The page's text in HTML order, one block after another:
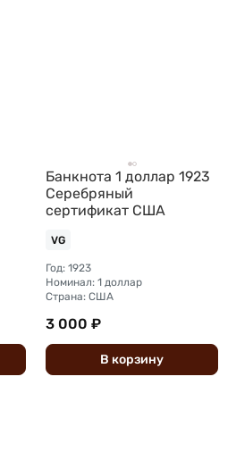
Банкнота 1 доллар 1923
Серебряный
сертификат США
VG
Год: 1923
Номинал: 1 доллар
Страна: США
3 000 ₽
В корзину